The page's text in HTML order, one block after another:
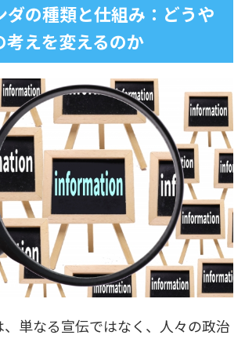
ダの種類と仕組み：どうや
考えを変えるのか
単なる宣伝ではなく、人々の政治